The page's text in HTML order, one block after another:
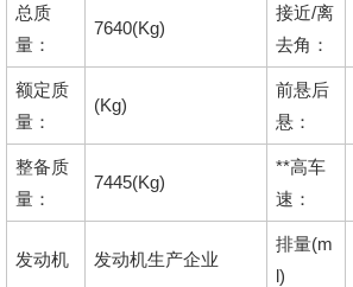
总质
量：
7640(Kg)
接近/离
去角：
额定质
量：
(Kg)
前悬后
悬：
整备质
量：
7445(Kg)
**高车
速：
发动机 发动机生产企业
排量(m
l)